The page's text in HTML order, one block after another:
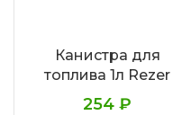
Канистра для
топлива 1л Rezer
254 ₽